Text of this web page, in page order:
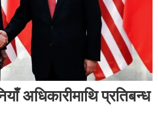
अधिकारीमाथि प्रतिबन्ध